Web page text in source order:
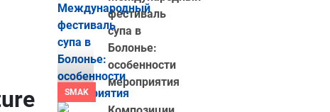
SMAK
фестиваль
супа в
Болонье:
особенности
мероприятия